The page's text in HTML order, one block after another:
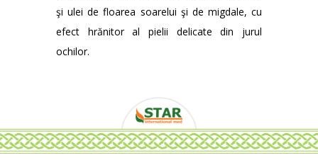
şi ulei de floarea soarelui şi de migdale, cu
efect hrănitor al pielii delicate din jurul
ochilor.